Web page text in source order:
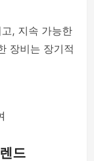
, 지속 가능한
장비는 장기적
드